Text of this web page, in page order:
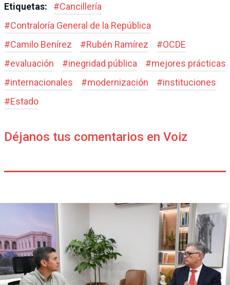
Etiquetas: #Cancillería
#Contraloría General de la República
#Camilo Benírez #Rubén Ramírez #OCDE
#evaluación #inegridad pública #mejores prácticas
#internacionales #modernización #instituciones
#Estado
Déjanos tus comentarios en Voiz